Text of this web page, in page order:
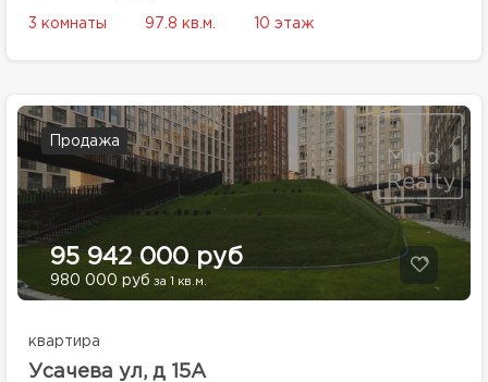
3 комнаты 97.8 кв.м. 10 этаж
Продажа
95 942 000 руб
980 000 руб за 1 кв.м.
квартира
Усачева ул, д 15А